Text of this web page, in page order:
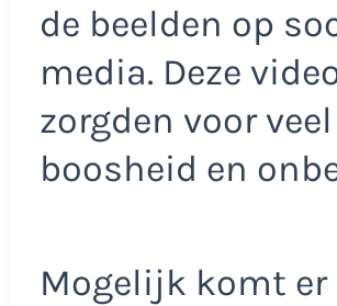
de beelden op
media. Deze
zorgden voor veel
boosheid en
Mogelijk komt er